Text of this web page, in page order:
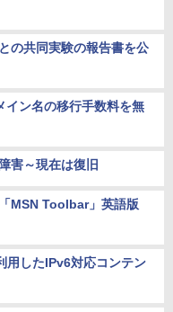
の共同実験の報告書を公
イン名の移行手数料を無
害～現在は復旧
MSN Toolbar」英語版
用したIPv6対応コンテン